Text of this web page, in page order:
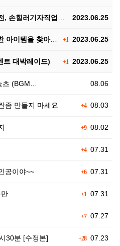
2023.06.25
러기자직업공개(?))
+1 2023.06.25
이템을 찾아서..
+1 2023.06.25
트 대박레이드)
08.06
(BGM…
+408.03
좀 만들지 마세요
+908.02
+407.31
+607.31
공이야~~
+1 07.31
+707.27
+2807.23
30분 [수정본]